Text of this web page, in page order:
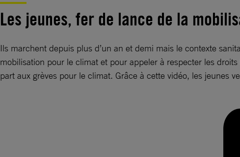
Les jeunes, fer de lance de la
Ils marchent depuis plus d’un an et demi mais le contexte
mobilisation pour le climat et pour appeler à respecter les
part aux grèves pour le climat. Grâce à cette vidéo, les jeunes